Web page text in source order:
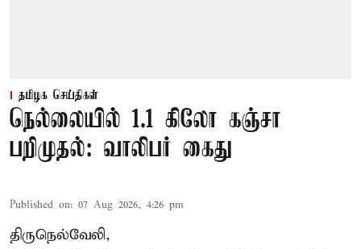
தமிழக செய்திகள்
நெல்லையில் 1.1 கிலோ கஞ்சா
பறிமுதல்: வாலிபர் கைது
Published on: 07 Aug 2026, 4:26 pm
திருநெல்வேலி,